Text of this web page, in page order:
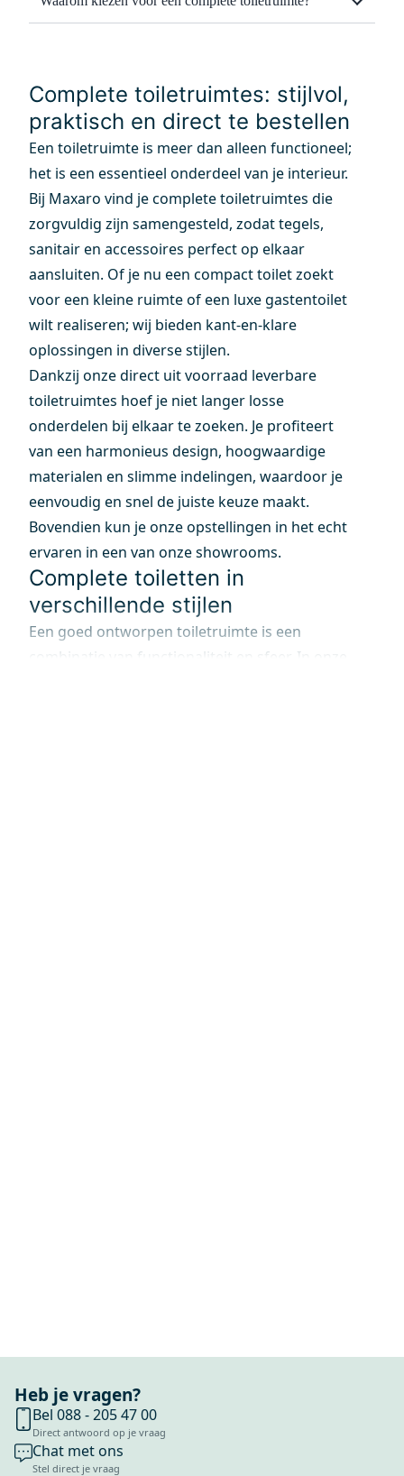
Complete toiletruimtes: stijlvol,
praktisch en direct te bestellen
Een toiletruimte is meer dan alleen functioneel;
het is een essentieel onderdeel van je interieur.
Bij Maxaro vind je complete toiletruimtes die
zorgvuldig zijn samengesteld, zodat tegels,
sanitair en accessoires perfect op elkaar
aansluiten. Of je nu een compact toilet zoekt
voor een kleine ruimte of een luxe gastentoilet
wilt realiseren; wij bieden kant-en-klare
oplossingen in diverse stijlen.
Dankzij onze direct uit voorraad leverbare
toiletruimtes hoef je niet langer losse
onderdelen bij elkaar te zoeken. Je profiteert
van een harmonieus design, hoogwaardige
materialen en slimme indelingen, waardoor je
eenvoudig en snel de juiste keuze maakt.
Bovendien kun je onze opstellingen in het echt
ervaren in een van onze showrooms.
Complete toiletten in
verschillende stijlen
Een goed ontworpen toiletruimte is een
combinatie van functionaliteit en sfeer. In onze
Heb je vragen?
Bel 088 - 205 47 00
Direct antwoord op je vraag
Chat met ons
Stel direct je vraag